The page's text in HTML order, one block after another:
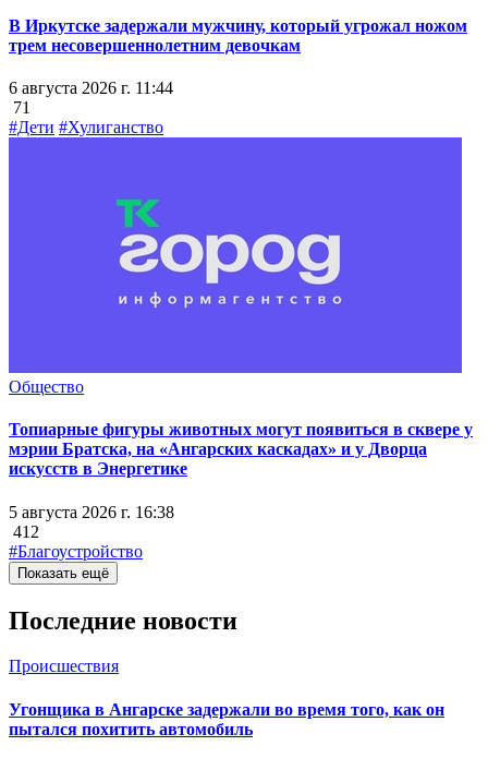
В Иркутске задержали мужчину, который угрожал ножом
трем несовершеннолетним девочкам
6 августа 2026 г. 11:44
71
#Дети #Хулиганство
Общество
Топиарные фигуры животных могут появиться в сквере у
мэрии Братска, на «Ангарских каскадах» и у Дворца
искусств в Энергетике
5 августа 2026 г. 16:38
412
#Благоустройство
Показать ещё
Последние новости
Происшествия
Угонщика в Ангарске задержали во время того, как он
пытался похитить автомобиль